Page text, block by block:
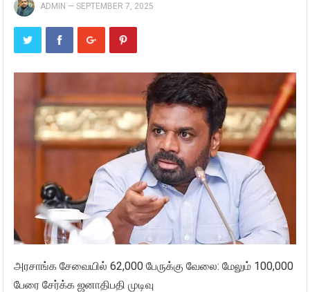
ADMIN —SEPTEMBER 7, 2025
அரசாங்க சேவையில் 62,000 பேருக்கு வேலை: மேலும் 100,000
பேரை சேர்க்க ஜனாதிபதி முடிவு